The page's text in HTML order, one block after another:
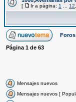
[ Ir a página: 1 12
Página 1 de 63
Mensajes nuevos
Mensajes nuevos [